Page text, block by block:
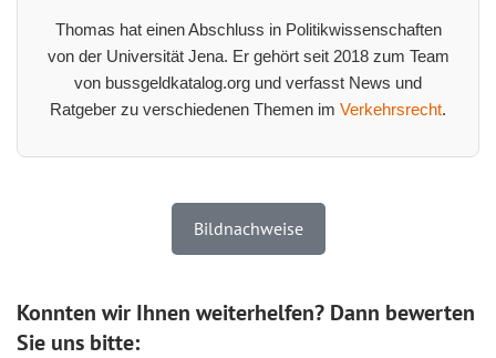
Thomas hat einen Abschluss in Politikwissenschaften
von der Universität Jena. Er gehört seit 2018 zum Team
von bussgeldkatalog.org und verfasst News und
Ratgeber zu verschiedenen Themen im Verkehrsrecht.
Bildnachweise
Konnten wir Ihnen weiterhelfen? Dann bewerten
Sie uns bitte: